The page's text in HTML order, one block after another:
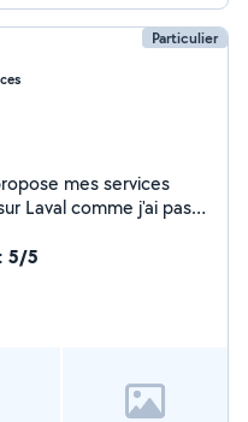
Particulier
mes services
Laval comme j'ai pas
5/5